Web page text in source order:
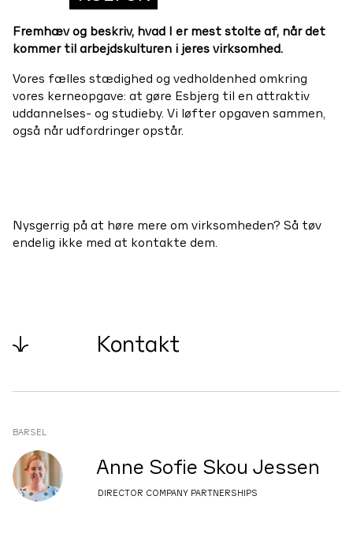
Fremhæv og beskriv, hvad I er mest stolte af, når det
kommer til arbejdskulturen i jeres virksomhed.
Vores fælles stædighed og vedholdenhed omkring
vores kerneopgave: at gøre Esbjerg til en attraktiv
uddannelses- og studieby. Vi løfter opgaven sammen,
også når udfordringer opstår.
Nysgerrig på at høre mere om virksomheden? Så tøv
endelig ikke med at kontakte dem.
↓ Kontakt
BARSEL
Anne Sofie Skou Jessen
DIRECTOR COMPANY PARTNERSHIPS